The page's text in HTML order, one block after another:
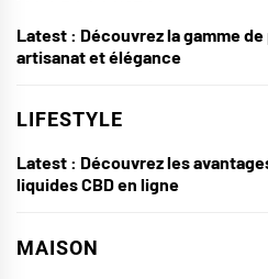
Latest : Découvrez la gamme
artisanat et élégance
LIFESTYLE
Latest : Découvrez les
liquides CBD en ligne
MAISON